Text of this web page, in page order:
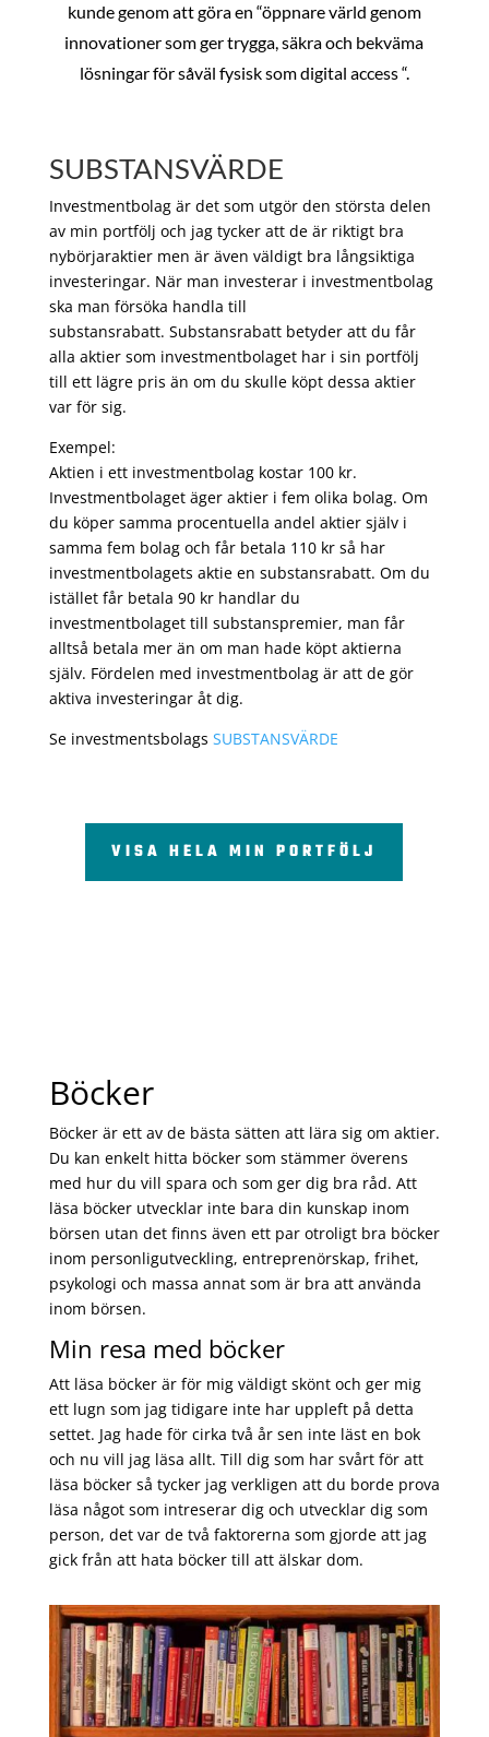
kunde genom att göra en “öppnare värld genom
innovationer som ger trygga, säkra och bekväma
lösningar för såväl fysisk som digital access “.
SUBSTANSVÄRDE
Investmentbolag är det som utgör den största delen
av min portfölj och jag tycker att de är riktigt bra
nybörjaraktier men är även väldigt bra långsiktiga
investeringar. När man investerar i investmentbolag
ska man försöka handla till
substansrabatt. Substansrabatt betyder att du får
alla aktier som investmentbolaget har i sin portfölj
till ett lägre pris än om du skulle köpt dessa aktier
var för sig.
Exempel:
Aktien i ett investmentbolag kostar 100 kr.
Investmentbolaget äger aktier i fem olika bolag. Om
du köper samma procentuella andel aktier själv i
samma fem bolag och får betala 110 kr så har
investmentbolagets aktie en substansrabatt. Om du
istället får betala 90 kr handlar du
investmentbolaget till substanspremier, man får
alltså betala mer än om man hade köpt aktierna
själv. Fördelen med investmentbolag är att de gör
aktiva investeringar åt dig.
Se investmentsbolags SUBSTANSVÄRDE
VISA HELA MIN PORTFÖLJ
Böcker
Böcker är ett av de bästa sätten att lära sig om aktier.
Du kan enkelt hitta böcker som stämmer överens
med hur du vill spara och som ger dig bra råd. Att
läsa böcker utvecklar inte bara din kunskap inom
börsen utan det finns även ett par otroligt bra böcker
inom personligutveckling, entreprenörskap, frihet,
psykologi och massa annat som är bra att använda
inom börsen.
Min resa med böcker
Att läsa böcker är för mig väldigt skönt och ger mig
ett lugn som jag tidigare inte har uppleft på detta
settet. Jag hade för cirka två år sen inte läst en bok
och nu vill jag läsa allt. Till dig som har svårt för att
läsa böcker så tycker jag verkligen att du borde prova
läsa något som intreserar dig och utvecklar dig som
person, det var de två faktorerna som gjorde att jag
gick från att hata böcker till att älskar dom.